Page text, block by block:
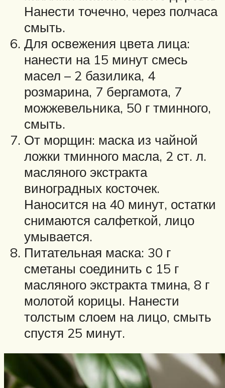
Нанести точечно, через полчаса
смыть.
Для освежения цвета лица:
нанести на 15 минут смесь
масел – 2 базилика, 4
розмарина, 7 бергамота, 7
можжевельника, 50 г тминного,
смыть.
От морщин: маска из чайной
ложки тминного масла, 2 ст. л.
масляного экстракта
виноградных косточек.
Наносится на 40 минут, остатки
снимаются салфеткой, лицо
умывается.
Питательная маска: 30 г
сметаны соединить с 15 г
масляного экстракта тмина, 8 г
молотой корицы. Нанести
толстым слоем на лицо, смыть
спустя 25 минут.